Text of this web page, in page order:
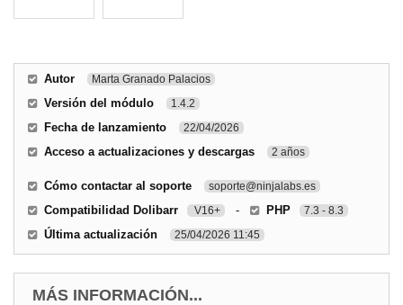
Autor Marta Granado Palacios
Versión del módulo 1.4.2
Fecha de lanzamiento 22/04/2026
Acceso a actualizaciones y descargas 2 años
Cómo contactar al soporte soporte@ninjalabs.es
Compatibilidad Dolibarr V16+ - PHP 7.3 - 8.3
Última actualización 25/04/2026 11:45
MÁS INFORMACIÓN...